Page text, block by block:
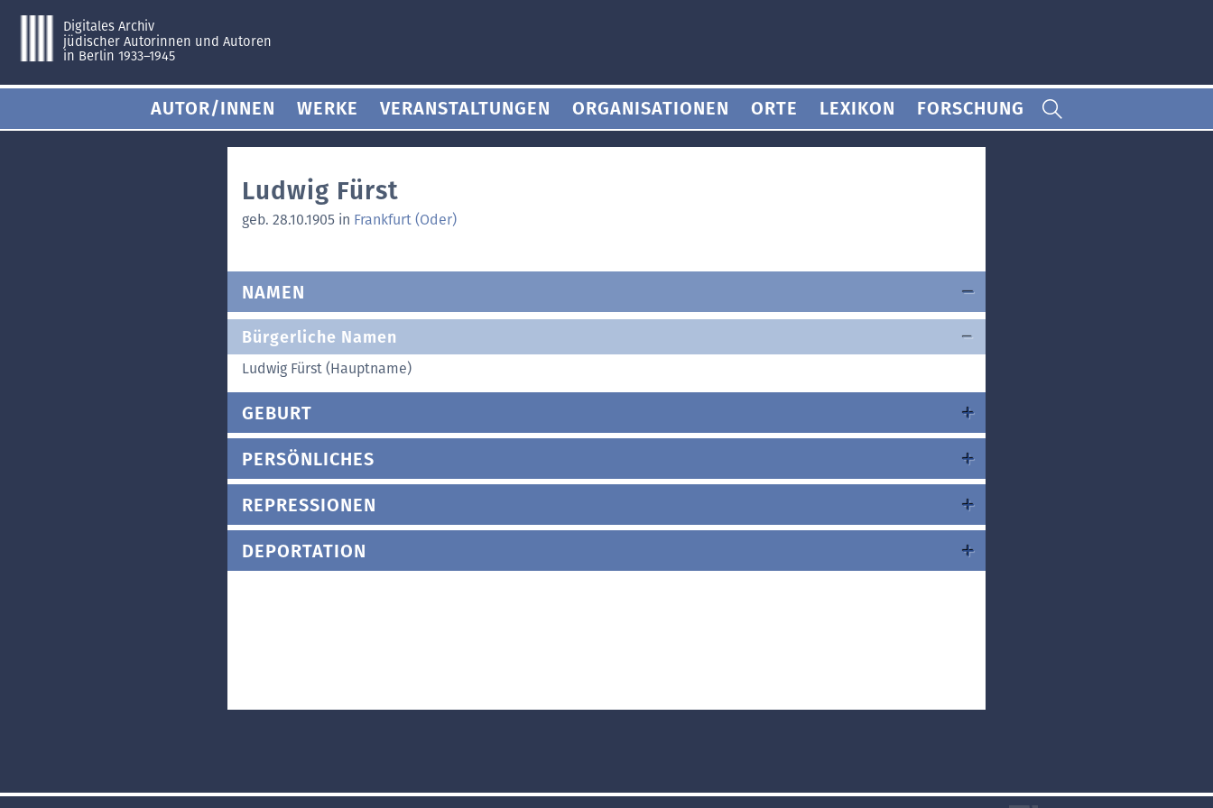
Digitales Archiv
jüdischer Autorinnen und Autoren
in Berlin 1933–1945
AUTOR/INNEN WERKE VERANSTALTUNGEN ORGANISATIONEN ORTE LEXIKON FORSCHUNG
Ludwig Fürst
geb. 28.10.1905 in Frankfurt (Oder)
NAMEN
Bürgerliche Namen
Ludwig Fürst (Hauptname)
GEBURT
PERSÖNLICHES
REPRESSIONEN
DEPORTATION